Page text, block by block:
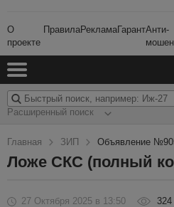
О
проекте
ПравилаРекламаГарантАнти-
Расширенный поиск
Главная ЗИП Объявление
Ложе СКС (полный
27 Октября 2025 в 13:50 324